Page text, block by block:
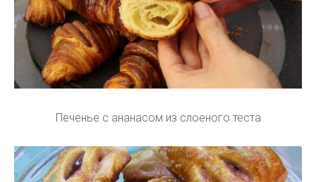
Печенье с ананасом из слоеного теста